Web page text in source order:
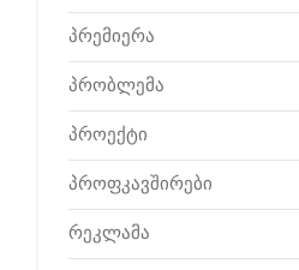
პრემიერა
პრობლემა
პროექტი
პროფკავშირები
რეკლამა